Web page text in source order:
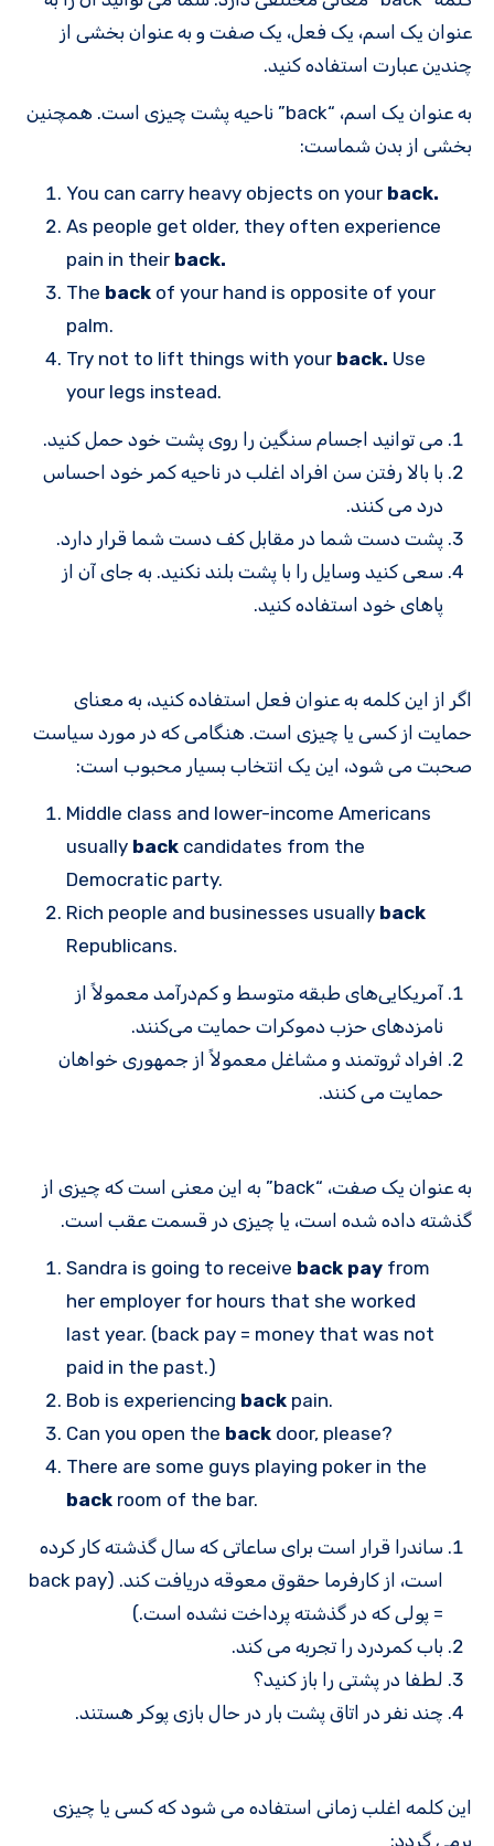
عنوان یک اسم، یک فعل، یک صفت و به عنوان بخشی از
چندین عبارت استفاده کنید.
به عنوان یک اسم، “back” ناحیه پشت چیزی است. همچنین
بخشی از بدن شماست:
You can carry heavy objects on your back.
As people get older, they often experience
pain in their back.
The back of your hand is opposite of your
palm.
Try not to lift things with your back. Use
your legs instead.
می توانید اجسام سنگین را روی پشت خود حمل کنید.
با بالا رفتن سن افراد اغلب در ناحیه کمر خود احساس
درد می کنند.
پشت دست شما در مقابل کف دست شما قرار دارد.
سعی کنید وسایل را با پشت بلند نکنید. به جای آن از
پاهای خود استفاده کنید.
اگر از این کلمه به عنوان فعل استفاده کنید، به معنای
حمایت از کسی یا چیزی است. هنگامی که در مورد سیاست
صحبت می شود، این یک انتخاب بسیار محبوب است:
Middle class and lower-income Americans
usually back candidates from the
Democratic party.
Rich people and businesses usually back
Republicans.
آمریکایی‌های طبقه متوسط ​​و کم‌درآمد معمولاً از
نامزدهای حزب دموکرات حمایت می‌کنند.
افراد ثروتمند و مشاغل معمولاً از جمهوری خواهان
حمایت می کنند.
به عنوان یک صفت، “back” به این معنی است که چیزی از
گذشته داده شده است، یا چیزی در قسمت عقب است.
Sandra is going to receive back pay from
her employer for hours that she worked
last year. (back pay = money that was not
paid in the past.)
Bob is experiencing back pain.
Can you open the back door, please?
There are some guys playing poker in the
back room of the bar.
ساندرا قرار است برای ساعاتی که سال گذشته کار کرده
است، از کارفرما حقوق معوقه دریافت کند. (back pay
= پولی که در گذشته پرداخت نشده است.)
باب کمردرد را تجربه می کند.
لطفا در پشتی را باز کنید؟
چند نفر در اتاق پشت بار در حال بازی پوکر هستند.
این کلمه اغلب زمانی استفاده می شود که کسی یا چیزی
برمی گردد: